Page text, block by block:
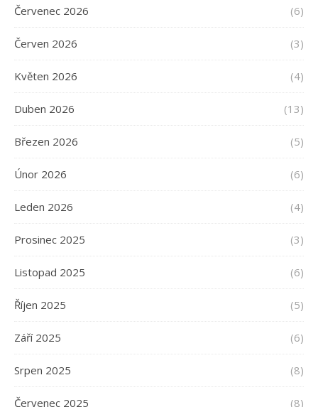
Červenec 2026 (6)
Červen 2026 (3)
Květen 2026 (4)
Duben 2026 (13)
Březen 2026 (5)
Únor 2026 (6)
Leden 2026 (4)
Prosinec 2025 (3)
Listopad 2025 (6)
Říjen 2025 (5)
Září 2025 (6)
Srpen 2025 (8)
Červenec 2025 (8)